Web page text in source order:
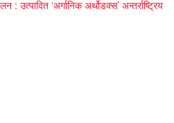
उत्पादित ‘अर्गानिक अर्थोडक्स’ अन्तर्राष्ट्रिय